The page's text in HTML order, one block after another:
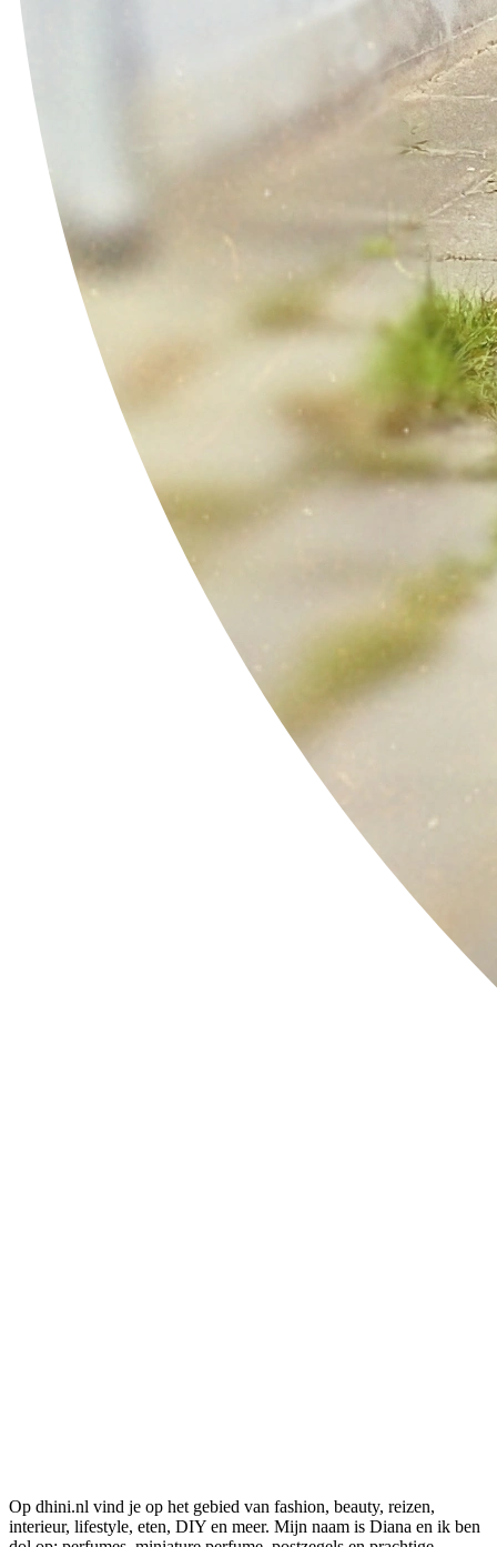
Op dhini.nl vind je op het gebied van fashion, beauty, reizen,
interieur, lifestyle, eten, DIY en meer. Mijn naam is Diana en ik ben